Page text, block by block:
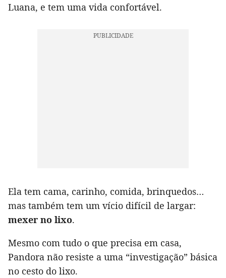
Luana, e tem uma vida confortável.
Ela tem cama, carinho, comida, brinquedos…
mas também tem um vício difícil de largar:
mexer no lixo.
Mesmo com tudo o que precisa em casa,
Pandora não resiste a uma “investigação” básica
no cesto do lixo.